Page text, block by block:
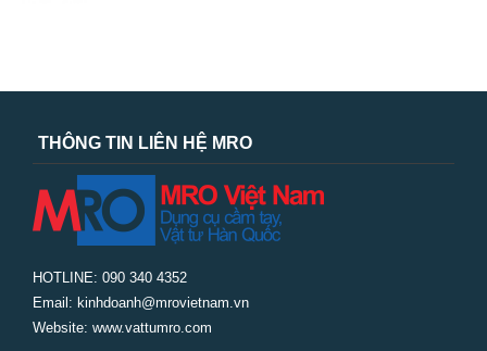
THÔNG TIN LIÊN HỆ MRO
HOTLINE: 090 340 4352
Email: kinhdoanh@mrovietnam.vn
Website: www.vattumro.com